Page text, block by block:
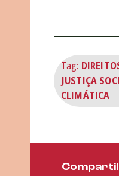
Tag:
JUSTIÇA
CLIMÁTICA